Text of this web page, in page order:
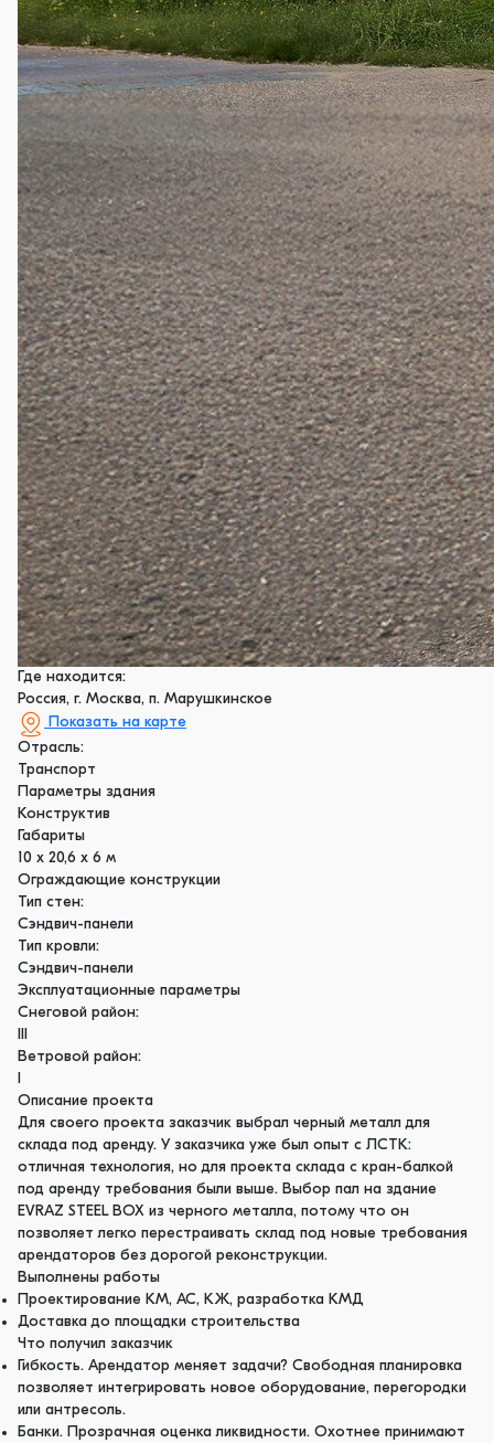
Где находится:
Россия, г. Москва, п. Марушкинское
Показать на карте
Отрасль:
Транспорт
Параметры здания
Конструктив
Габариты
10 х 20,6 х 6 м
Ограждающие конструкции
Тип стен:
Сэндвич-панели
Тип кровли:
Сэндвич-панели
Эксплуатационные параметры
Снеговой район:
III
Ветровой район:
I
Описание проекта
Для своего проекта заказчик выбрал черный металл для
склада под аренду. У заказчика уже был опыт с ЛСТК:
отличная технология, но для проекта склада с кран-балкой
под аренду требования были выше. Выбор пал на здание
EVRAZ STEEL BOX из черного металла, потому что он
позволяет легко перестраивать склад под новые требования
арендаторов без дорогой реконструкции.
Выполнены работы
Проектирование КМ, АС, КЖ, разработка КМД
Доставка до площадки строительства
Что получил заказчик
Гибкость. Арендатор меняет задачи? Свободная планировка
позволяет интегрировать новое оборудование, перегородки
или антресоль.
Банки. Прозрачная оценка ликвидности. Охотнее принимают